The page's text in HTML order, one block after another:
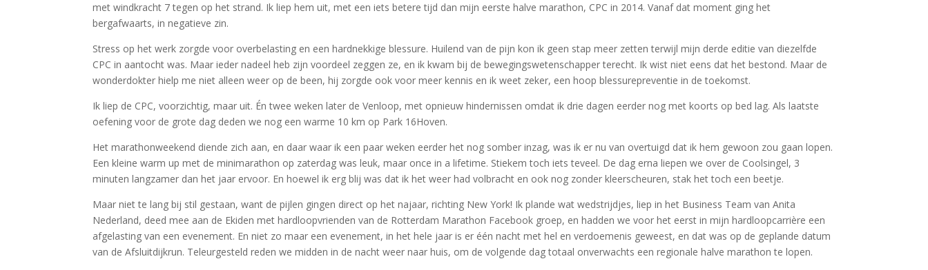
met windkracht 7 tegen op het strand. Ik liep hem uit, met een iets betere tijd dan mijn eerste halve marathon, CPC in 2014. Vanaf dat moment ging het
bergafwaarts, in negatieve zin.
Stress op het werk zorgde voor overbelasting en een hardnekkige blessure. Huilend van de pijn kon ik geen stap meer zetten terwijl mijn derde editie van diezelfde
CPC in aantocht was. Maar ieder nadeel heb zijn voordeel zeggen ze, en ik kwam bij de bewegingswetenschapper terecht. Ik wist niet eens dat het bestond. Maar de
wonderdokter hielp me niet alleen weer op de been, hij zorgde ook voor meer kennis en ik weet zeker, een hoop blessurepreventie in de toekomst.
Ik liep de CPC, voorzichtig, maar uit. Én twee weken later de Venloop, met opnieuw hindernissen omdat ik drie dagen eerder nog met koorts op bed lag. Als laatste
oefening voor de grote dag deden we nog een warme 10 km op Park 16Hoven.
Het marathonweekend diende zich aan, en daar waar ik een paar weken eerder het nog somber inzag, was ik er nu van overtuigd dat ik hem gewoon zou gaan lopen.
Een kleine warm up met de minimarathon op zaterdag was leuk, maar once in a lifetime. Stiekem toch iets teveel. De dag erna liepen we over de Coolsingel, 3
minuten langzamer dan het jaar ervoor. En hoewel ik erg blij was dat ik het weer had volbracht en ook nog zonder kleerscheuren, stak het toch een beetje.
Maar niet te lang bij stil gestaan, want de pijlen gingen direct op het najaar, richting New York! Ik plande wat wedstrijdjes, liep in het Business Team van Anita
Nederland, deed mee aan de Ekiden met hardloopvrienden van de Rotterdam Marathon Facebook groep, en hadden we voor het eerst in mijn hardloopcarrière een
afgelasting van een evenement. En niet zo maar een evenement, in het hele jaar is er één nacht met hel en verdoemenis geweest, en dat was op de geplande datum
van de Afsluitdijkrun. Teleurgesteld reden we midden in de nacht weer naar huis, om de volgende dag totaal onverwachts een regionale halve marathon te lopen.